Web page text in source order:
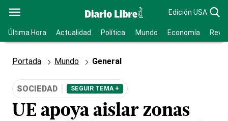
Edición USA
Última Hora Actualidad Política Mundo Economía
Portada Mundo General
SOCIEDAD SEGUIR TEMA +
UE apoya aislar zonas